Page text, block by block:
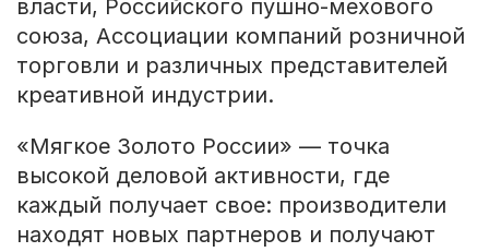
власти, Российского пушно-мехового
союза, Ассоциации компаний розничной
торговли и различных представителей
креативной индустрии.
«Мягкое Золото России» — точка
высокой деловой активности, где
каждый получает свое: производители
находят новых партнеров и получают